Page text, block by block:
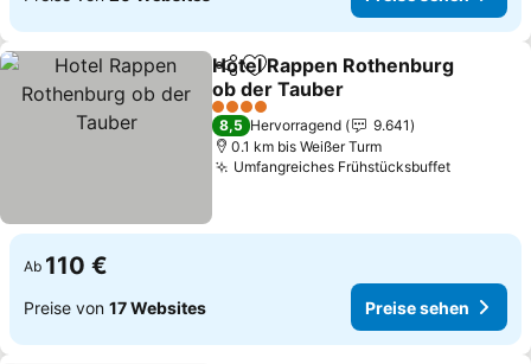
TeilenZu Favoriten hinzufügen
Hotel Rappen Rothenburg
ob der Tauber
Preise sehen
4 Sterne
8,5 Hervorragend
9.641
0.1 km bis Weißer Turm
Umfangreiches FrühstücksbuffetPreise
Ab 110 €
Preise von 17 Websites Preise sehen